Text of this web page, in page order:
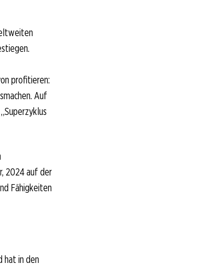
profitieren:
Auf
2024 auf der
Fähigkeiten
hat in den